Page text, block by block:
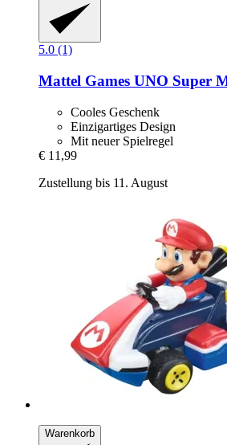
5.0 (1)
Mattel Games UNO Super
Cooles Geschenk
Einzigartiges Design
Mit neuer Spielregel
€ 11,99
Zustellung bis 11. August
Warenkorb